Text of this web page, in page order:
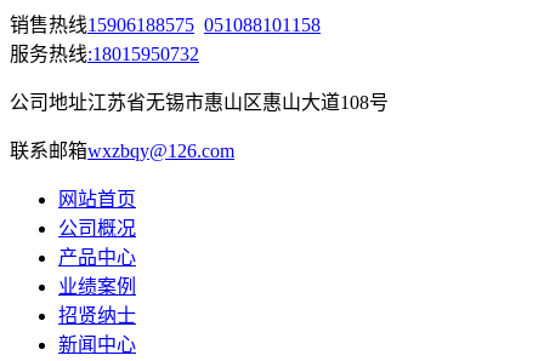
销售热线15906188575 051088101158
服务热线:18015950732
公司地址江苏省无锡市惠山区惠山大道108号
联系邮箱wxzbqy@126.com
网站首页
公司概况
产品中心
业绩案例
招贤纳士
新闻中心